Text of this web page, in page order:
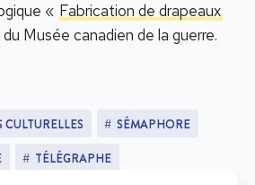
« Fabrication de drapeaux
Musée canadien de la guerre.
CULTURELLES
SÉMAPHORE
TÉLÉGRAPHE